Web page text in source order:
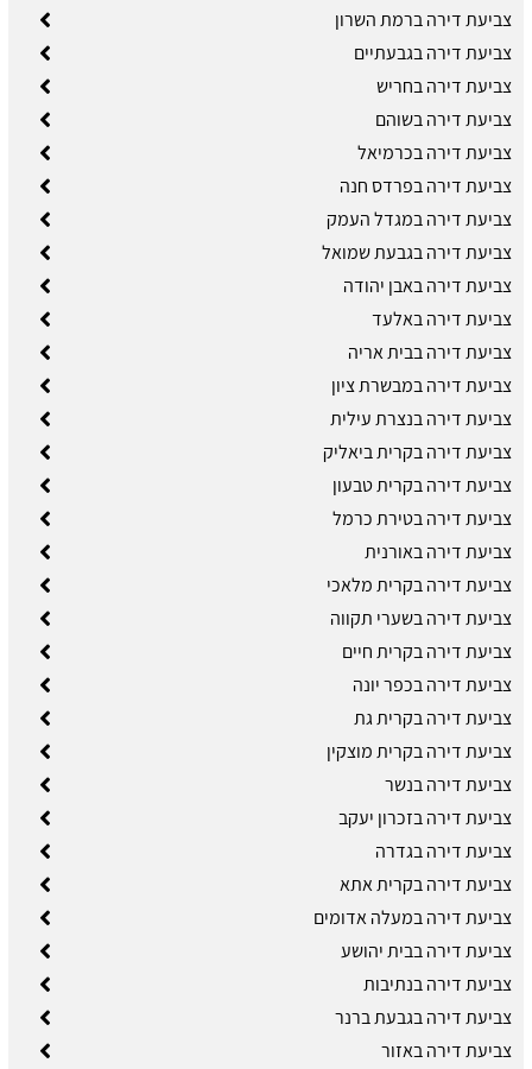
צביעת דירה ברמת השרון
צביעת דירה בגבעתיים
צביעת דירה בחריש
צביעת דירה בשוהם
צביעת דירה בכרמיאל
צביעת דירה בפרדס חנה
צביעת דירה במגדל העמק
צביעת דירה בגבעת שמואל
צביעת דירה באבן יהודה
צביעת דירה באלעד
צביעת דירה בבית אריה
צביעת דירה במבשרת ציון
צביעת דירה בנצרת עילית
צביעת דירה בקרית ביאליק
צביעת דירה בקרית טבעון
צביעת דירה בטירת כרמל
צביעת דירה באורנית
צביעת דירה בקרית מלאכי
צביעת דירה בשערי תקווה
צביעת דירה בקרית חיים
צביעת דירה בכפר יונה
צביעת דירה בקרית גת
צביעת דירה בקרית מוצקין
צביעת דירה בנשר
צביעת דירה בזכרון יעקב
צביעת דירה בגדרה
צביעת דירה בקרית אתא
צביעת דירה במעלה אדומים
צביעת דירה בבית יהושע
צביעת דירה בנתיבות
צביעת דירה בגבעת ברנר
צביעת דירה באזור